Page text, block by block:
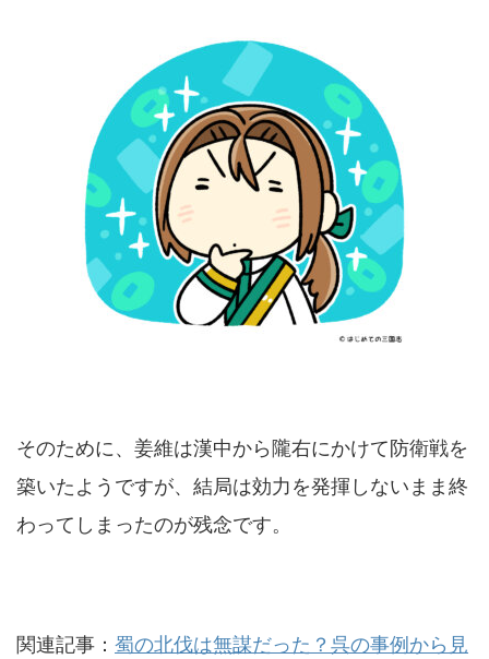
そのために、姜維は漢中から隴右にかけて防衛戦を
築いたようですが、結局は効力を発揮しないまま終
わってしまったのが残念です。
関連記事： 蜀の北伐は無謀だった？呉の事例から見